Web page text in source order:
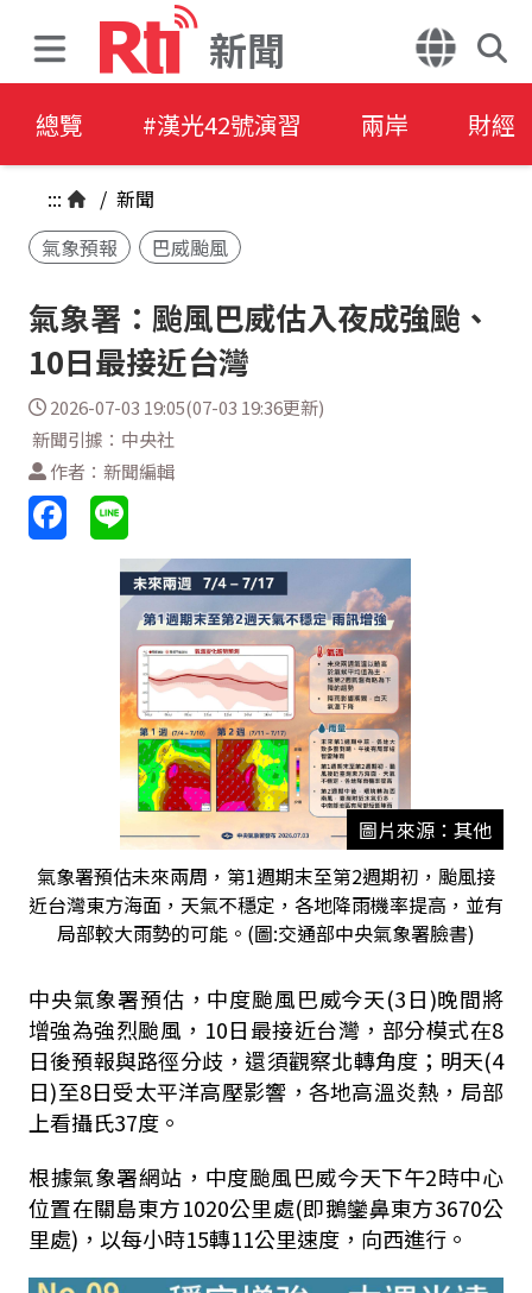
新聞
總覽 #漢光42號演習 兩岸 財經
::: / 新聞
氣象預報
巴威颱風
氣象署：颱風巴威估入夜成強颱、
10日最接近台灣
2026-07-03 19:05(07-03 19:36更新)
新聞引據：中央社
作者：新聞編輯
圖片來源：其他
氣象署預估未來兩周，第1週期末至第2週期初，颱風接
近台灣東方海面，天氣不穩定，各地降雨機率提高，並有
局部較大雨勢的可能。(圖:交通部中央氣象署臉書)
中央氣象署預估，中度颱風巴威今天(3日)晚間將
增強為強烈颱風，10日最接近台灣，部分模式在8
日後預報與路徑分歧，還須觀察北轉角度；明天(4
日)至8日受太平洋高壓影響，各地高溫炎熱，局部
上看攝氏37度。
根據氣象署網站，中度颱風巴威今天下午2時中心
位置在關島東方1020公里處(即鵝鑾鼻東方3670公
里處)，以每小時15轉11公里速度，向西進行。